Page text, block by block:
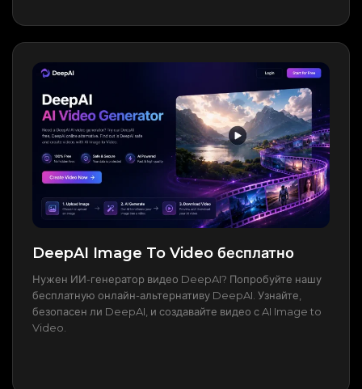
DeepAI Image To Video бесплатно
Нужен ИИ-генератор видео DeepAI? Попробуйте нашу
бесплатную онлайн-альтернативу DeepAI. Узнайте,
безопасен ли DeepAI, и создавайте видео с AI Image to
Video.